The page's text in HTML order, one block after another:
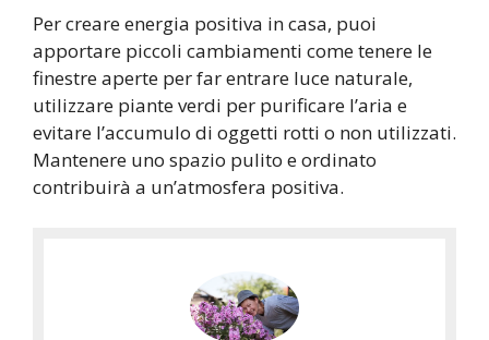
Per creare energia positiva in casa, puoi
apportare piccoli cambiamenti come tenere le
finestre aperte per far entrare luce naturale,
utilizzare piante verdi per purificare l’aria e
evitare l’accumulo di oggetti rotti o non utilizzati.
Mantenere uno spazio pulito e ordinato
contribuirà a un’atmosfera positiva.